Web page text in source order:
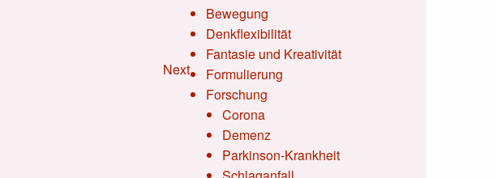
Next
Bewegung
Denkflexibilität
Fantasie und Kreativität
Formulierung
Forschung
Corona
Demenz
Parkinson-Krankheit